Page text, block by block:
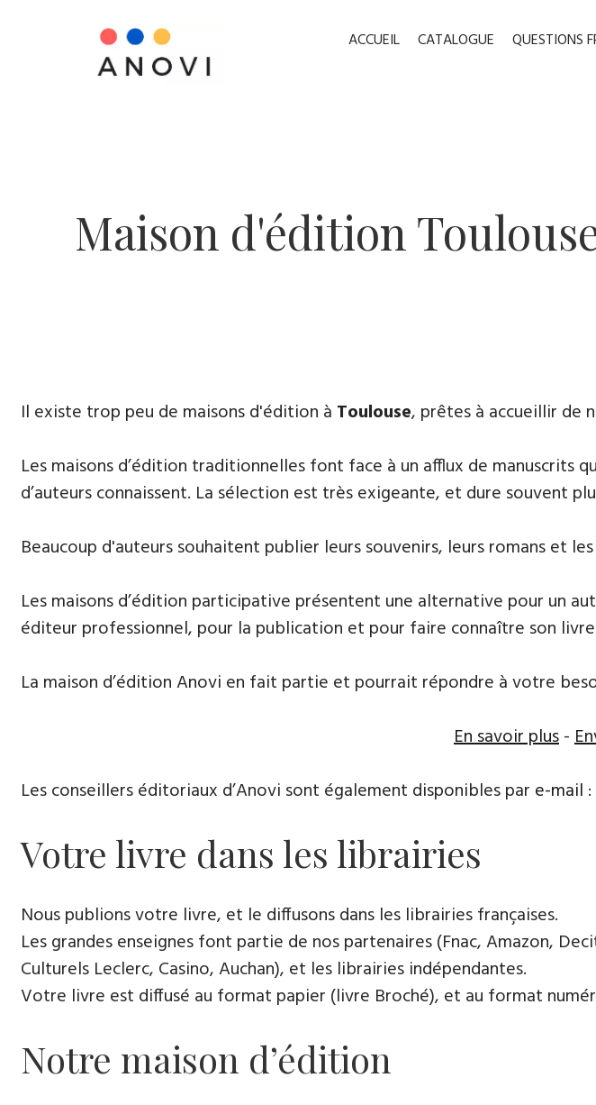
ACCUEIL CATALOGUE QUESTIONS
​Maison d'édition
​Il existe trop peu de maisons d'édition à Toulouse, prêtes à accueillir de
Les maisons d’édition traditionnelles font face à un afflux de
d’auteurs connaissent. La sélection est très exigeante, et dure souvent
Beaucoup d'auteurs souhaitent publier leurs souvenirs, leurs ​romans et
Les maisons d’édition participative présentent une alternative pour un
éditeur professionnel, pour la publication et pour faire connaître son
La maison d’édition Anovi en fait partie et pourrait répondre à votre
En savoir plus-
Les conseillers éditoriaux d’Anovi sont également disponibles par e-mail
Votre livre dans les librairies
Nous publions votre livre, et le diffusons dans les librairies françaises​.
Les grandes enseignes font partie de nos partenaires (Fnac, Amazon,
Culturels Leclerc, Casino, Auchan), et les librairies indépendantes.
Votre livre est diffusé au format papier (livre Broché), et au format
Notre maison d’édition